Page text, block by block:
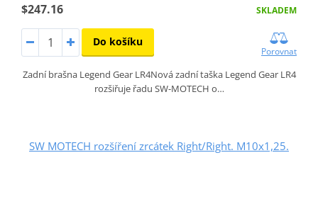
$247.16 SKLADEM
Do košíku
Porovnat
Zadní brašna Legend Gear LR4Nová zadní taška Legend Gear LR4
rozšiřuje řadu SW-MOTECH o…
SW MOTECH rozšíření zrcátek Right/Right. M10x1,25.